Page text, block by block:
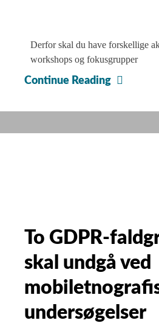
Derfor skal du have forskellige
workshops og fokusgrupper
Continue Reading
lade
To GDPR-
skal undgå ved
undersøgelser